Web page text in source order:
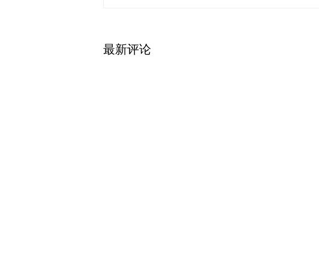
最新评论